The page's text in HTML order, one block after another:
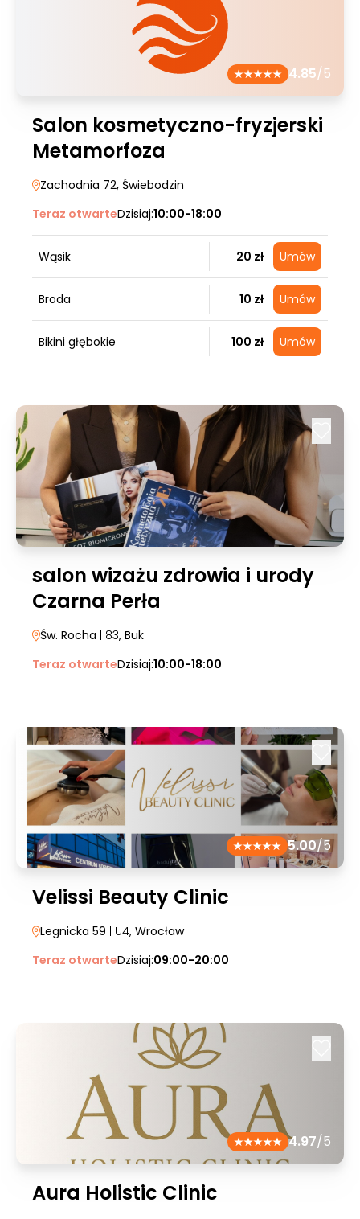
4.85/5
Salon kosmetyczno-fryzjerski
Metamorfoza
Zachodnia 72, Świebodzin
Teraz otwarteDzisiaj:10:00-18:00
Wąsik 20 zł Umów
Broda 10 zł Umów
Bikini głębokie 100 zł Umów
salon wizażu zdrowia i urody
Czarna Perła
Św. Rocha | 83, Buk
Teraz otwarteDzisiaj:10:00-18:00
5.00/5
Velissi Beauty Clinic
Legnicka 59 | U4, Wrocław
Teraz otwarteDzisiaj:09:00-20:00
4.97/5
Aura Holistic Clinic